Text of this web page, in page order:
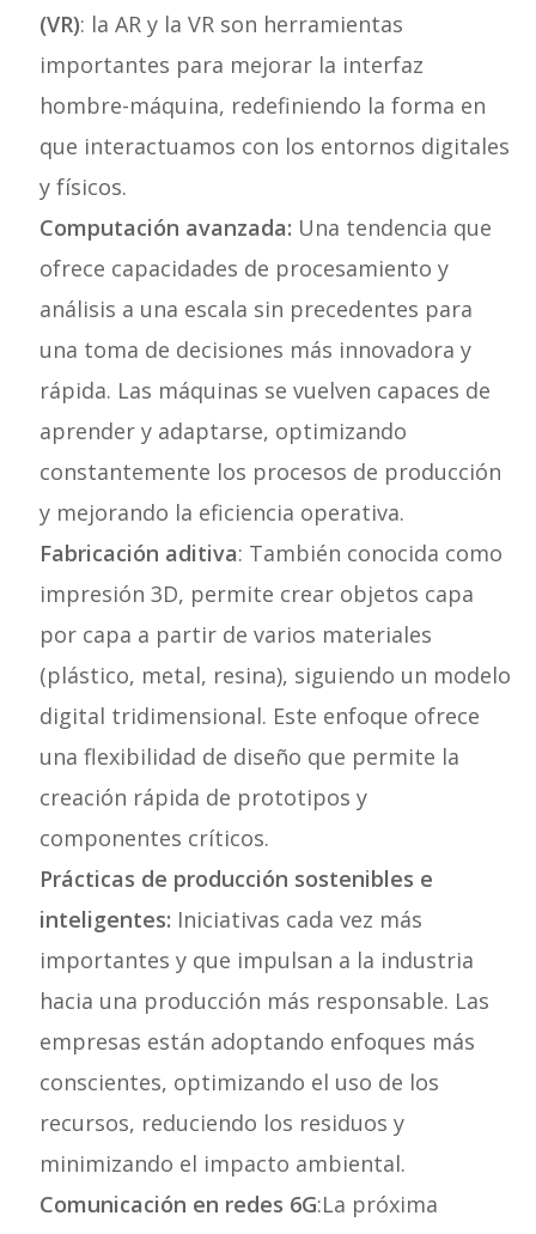
(VR): la AR y la VR son herramientas
importantes para mejorar la interfaz
hombre-máquina, redefiniendo la forma en
que interactuamos con los entornos digitales
y físicos.
Computación avanzada: Una tendencia que
ofrece capacidades de procesamiento y
análisis a una escala sin precedentes para
una toma de decisiones más innovadora y
rápida. Las máquinas se vuelven capaces de
aprender y adaptarse, optimizando
constantemente los procesos de producción
y mejorando la eficiencia operativa.
Fabricación aditiva: También conocida como
impresión 3D, permite crear objetos capa
por capa a partir de varios materiales
(plástico, metal, resina), siguiendo un modelo
digital tridimensional. Este enfoque ofrece
una flexibilidad de diseño que permite la
creación rápida de prototipos y
componentes críticos.
Prácticas de producción sostenibles e
inteligentes: Iniciativas cada vez más
importantes y que impulsan a la industria
hacia una producción más responsable. Las
empresas están adoptando enfoques más
conscientes, optimizando el uso de los
recursos, reduciendo los residuos y
minimizando el impacto ambiental.
Comunicación en redes 6G:La próxima